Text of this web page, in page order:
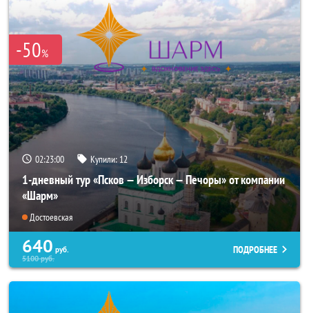
-50%
02:22:59 Купили: 12
1-дневный тур «Псков — Изборск — Печоры» от компании
«Шарм»
Достоевская
640 руб.
5100руб.
ПОДРОБНЕЕ